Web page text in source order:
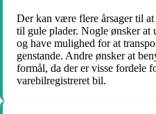
Der kan være flere årsager til
til gule plader. Nogle ønsker at
og have mulighed for at
genstande. Andre ønsker at
formål, da der er visse fordele
varebilregistreret bil.